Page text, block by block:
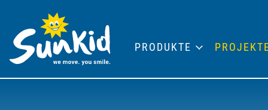
PRODUKTE